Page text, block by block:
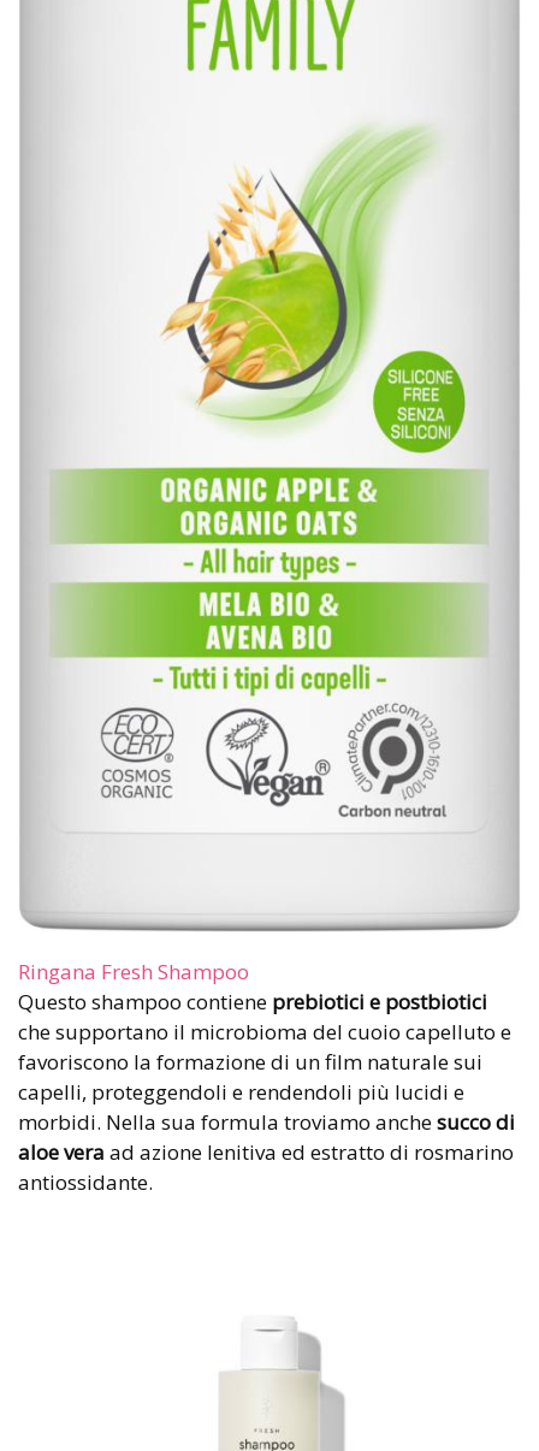
Ringana Fresh Shampoo
Questo shampoo contiene prebiotici e postbiotici
che supportano il microbioma del cuoio capelluto e
favoriscono la formazione di un film naturale sui
capelli, proteggendoli e rendendoli più lucidi e
morbidi. Nella sua formula troviamo anchesucco di
aloe vera ad azione lenitiva ed estratto di rosmarino
antiossidante.